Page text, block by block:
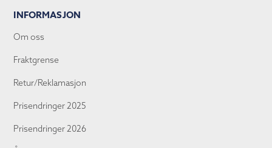
INFORMASJON
Om oss
Fraktgrense
Retur/Reklamasjon
Prisendringer 2025
Prisendringer 2026